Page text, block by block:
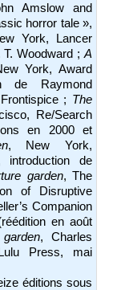
Amslow and
horror tale »,
York, Lancer
Woodward ; A
York, Award
de Raymond
; The
Re/Search
en 2000 et
, New York,
introduction de
garden, The
of Disruptive
Companion
en août
, Charles
Press, mai
éditions sous